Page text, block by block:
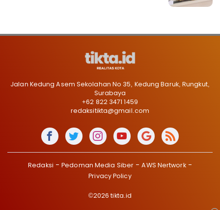
Jalan Kedung Asem Sekolahan No 35, Kedung Baruk, Rungkut,
Surabaya
+62 822 3471 1459
redaksitikta@gmail.com
Redaksi Pedoman Media Siber
AWS Nertwork
Privacy Policy
©2026 tikta.id